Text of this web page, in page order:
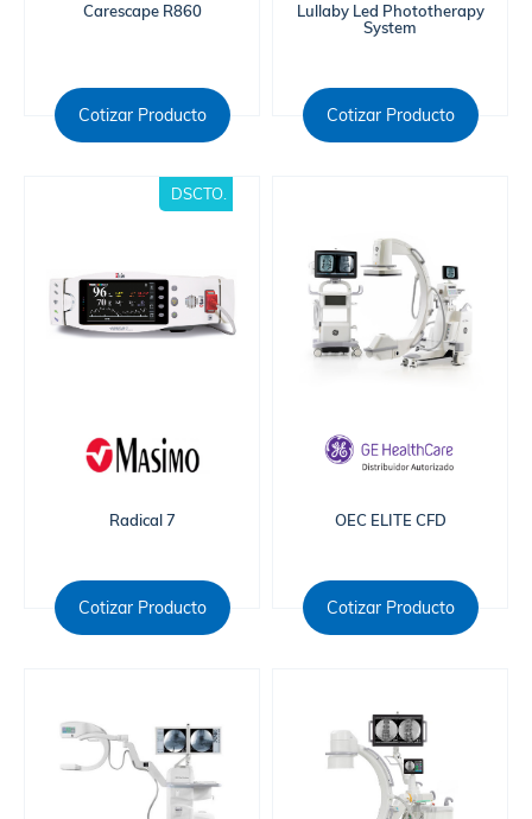
Carescape R860
Cotizar Producto
Lullaby Led Phototherapy
System
Cotizar Producto
DSCTO.
Radical 7
Cotizar Producto
OEC ELITE CFD
Cotizar Producto